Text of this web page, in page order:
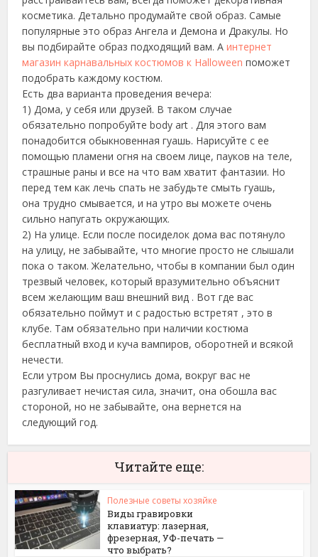
косметика. Детально продумайте свой образ. Самые
популярные это образ Ангела и Демона и Дракулы. Но
вы подбирайте образ подходящий вам. Аинтернет
магазин карнавальных костюмов к Halloween поможет
подобрать каждому костюм.
Есть два варианта проведения вечера:
1) Дома, у себя или друзей. В таком случае
обязательно попробуйте body art . Для этого вам
понадобится обыкновенная гуашь. Нарисуйте с ее
помощью пламени огня на своем лице, пауков на теле,
страшные раны и все на что вам хватит фантазии. Но
перед тем как лечь спать не забудьте смыть гуашь,
она трудно смывается, и на утро вы можете очень
сильно напугать окружающих.
2) На улице. Если после посиделок дома вас потянуло
на улицу, не забывайте, что многие просто не слышали
пока о таком. Желательно, чтобы в компании был один
трезвый человек, который вразумительно объяснит
всем желающим ваш внешний вид . Вот где вас
обязательно поймут и с радостью встретят , это в
клубе. Там обязательно при наличии костюма
бесплатный вход и куча вампиров, оборотней и всякой
нечести.
Если утром Вы проснулись дома, вокруг вас не
разгуливает нечистая сила, значит, она обошла вас
стороной, но не забывайте, она вернется на
следующий год.
Читайте еще:
Полезные советы хозяйке
Виды гравировки
клавиатур: лазерная,
фрезерная, УФ-печать —
что выбрать?